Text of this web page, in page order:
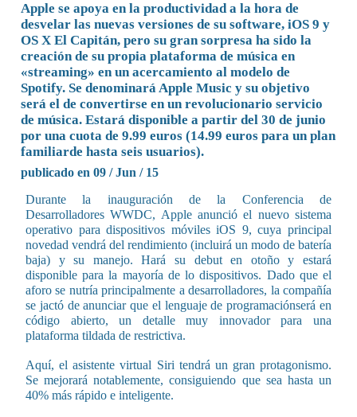
Apple se apoya en la productividad a la hora de
desvelar las nuevas versiones de su software, iOS 9 y
OS X El Capitán, pero su gran sorpresa ha sido la
creación de su propia plataforma de música en
«streaming» en un acercamiento al modelo de
Spotify. Se denominará Apple Music y su objetivo
será el de convertirse en un revolucionario servicio
de música. Estará disponible a partir del 30 de junio
por una cuota de 9.99 euros (14.99 euros para un plan
familiarde hasta seis usuarios).
publicado en 09 / Jun / 15
Durante la inauguración de la Conferencia de
Desarrolladores WWDC, Apple anunció el nuevo sistema
operativo para dispositivos móviles iOS 9, cuya principal
novedad vendrá del rendimiento (incluirá un modo de batería
baja) y su manejo. Hará su debut en otoño y estará
disponible para la mayoría de lo dispositivos. Dado que el
aforo se nutría principalmente a desarrolladores, la compañía
se jactó de anunciar que el lenguaje de programaciónserá en
código abierto, un detalle muy innovador para una
plataforma tildada de restrictiva.
Aquí, el asistente virtual Siri tendrá un gran protagonismo.
Se mejorará notablemente, consiguiendo que sea hasta un
40% más rápido e inteligente.